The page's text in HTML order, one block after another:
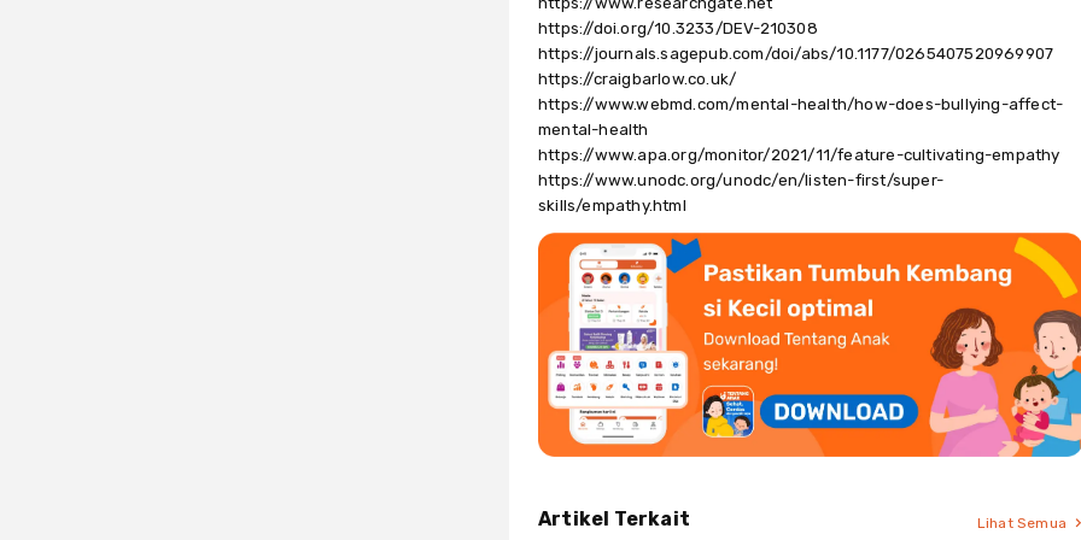
https://doi.org/10.3233/DEV-210308
https://journals.sagepub.com/doi/abs/10.1177/0265407520969907
https://craigbarlow.co.uk/
https://www.webmd.com/mental-health/how-does-bullying-affect-
mental-health
https://www.apa.org/monitor/2021/11/feature-cultivating-empathy
https://www.unodc.org/unodc/en/listen-first/super-
skills/empathy.html
Artikel Terkait Lihat Semua